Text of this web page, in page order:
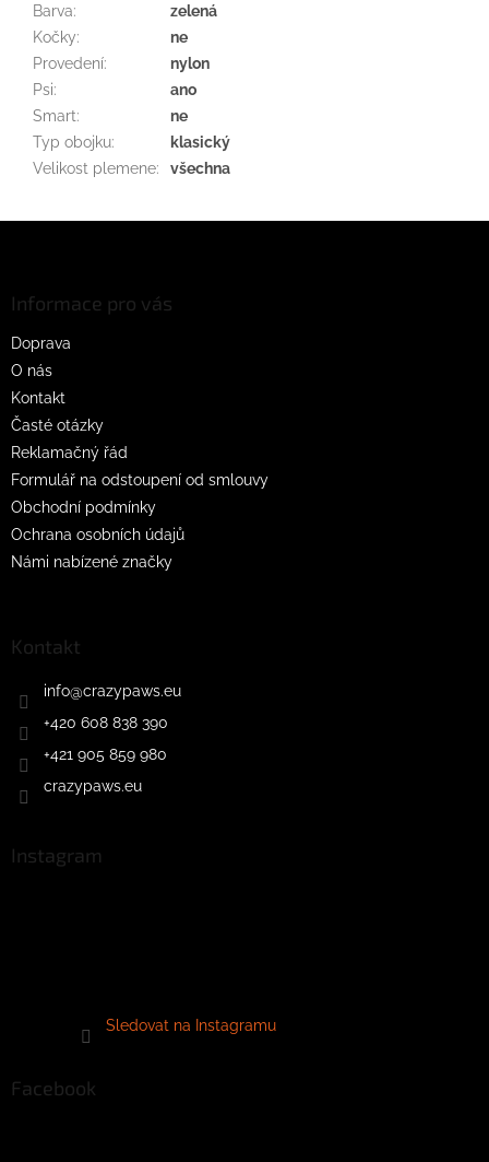
Barva:
zelená
Kočky:
ne
Provedení:
nylon
Psi:
ano
Smart:
ne
Typ obojku:
klasický
Velikost plemene: všechna
Informace pro vás
Doprava
O nás
Kontakt
Časté otázky
Reklamačný řád
Formulář na odstoupení od smlouvy
Obchodní podmínky
Ochrana osobních údajů
Námi nabízené značky
Kontakt
info@crazypaws.eu
+420 608 838 390
+421 905 859 980
crazypaws.eu
Instagram
Sledovat na Instagramu
Facebook